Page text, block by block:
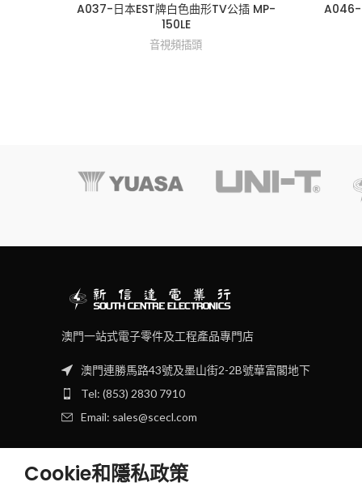
A037-日本EST牌白色曲形TV公插 MP-
150LE
音視頻插頭
A046-
澳門一站式電子零件及工程產品專門店
澳門連勝馬路43號及墨山街2-2B號華富閣地下
Tel: (853) 2830 7910
Email: sales@scecl.com
Cookie和隱私政策